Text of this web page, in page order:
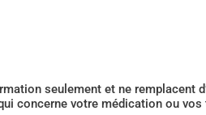
seulement et ne remplacent
concerne votre médication ou